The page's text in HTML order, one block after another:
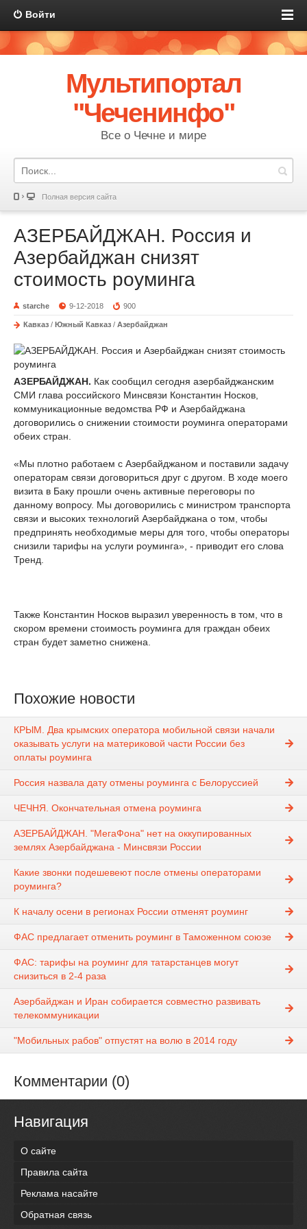
Войти
Мультипортал
"Чеченинфо"
Все о Чечне и мире
Полная версия сайта
АЗЕРБАЙДЖАН. Россия и
Азербайджан снизят
стоимость роуминга
starche 9-12-2018 900
Кавказ / Южный Кавказ / Азербайджан
АЗЕРБАЙДЖАН. Как сообщил сегодня азербайджанским
СМИ глава российского Минсвязи Константин Носков,
коммуникационные ведомства РФ и Азербайджана
договорились о снижении стоимости роуминга операторами
обеих стран.
«Мы плотно работаем с Азербайджаном и поставили задачу
операторам связи договориться друг с другом. В ходе моего
визита в Баку прошли очень активные переговоры по
данному вопросу. Мы договорились с министром транспорта
связи и высоких технологий Азербайджана о том, чтобы
предпринять необходимые меры для того, чтобы операторы
снизили тарифы на услуги роуминга», - приводит его слова
Тренд.
Также Константин Носков выразил уверенность в том, что в
скором времени стоимость роуминга для граждан обеих
стран будет заметно снижена.
Похожие новости
КРЫМ. Два крымских оператора мобильной связи начали
оказывать услуги на материковой части России без
оплаты роуминга
Россия назвала дату отмены роуминга с Белоруссией
ЧЕЧНЯ. Окончательная отмена роуминга
АЗЕРБАЙДЖАН. "МегаФона" нет на оккупированных
землях Азербайджана - Минсвязи России
Какие звонки подешевеют после отмены операторами
роуминга?
К началу осени в регионах России отменят роуминг
ФАС предлагает отменить роуминг в Таможенном союзе
ФАС: тарифы на роуминг для татарстанцев могут
снизиться в 2-4 раза
Азербайджан и Иран собирается совместно развивать
телекоммуникации
"Мобильных рабов" отпустят на волю в 2014 году
Комментарии (0)
Навигация
О сайте
Правила сайта
Реклама насайте
Обратная связь